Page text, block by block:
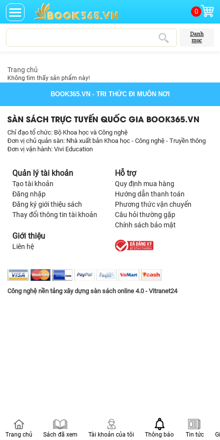
0
Danh
mục
Trang chủ
Không tìm thấy sản phẩm này!
BOOK365.VN - TRI THỨC ĐI MUÔN NƠI
SÀN SÁCH TRỰC TUYẾN QUỐC GIA BOOK365.VN
Chỉ đạo tổ chức: Bộ Khoa học và Công nghệ
Đơn vị chủ quản sàn: Nhà xuất bản Khoa học - Công nghệ - Truyền thông
Đơn vị vận hành: Vivi Education
Quản lý tài khoản
Tạo tài khoản
Đăng nhập
Đăng ký giới thiệu sách
Thay đổi thông tin tài khoản
Hỗ trợ
Quy định mua hàng
Hướng dẫn thanh toán
Phương thức vận chuyển
Câu hỏi thường gặp
Chính sách bảo mật
Giới thiệu
Liên hệ
Công nghệ nền tảng xây dựng sàn sách online 4.0 - Vitranet24
Trang chủ Sách đã xem Tài khoản của tôi Thông báo Tin tức